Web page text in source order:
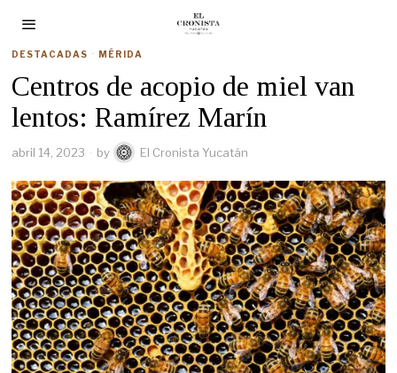
DESTACADAS · MÉRIDA
Centros de acopio de miel van
lentos: Ramírez Marín
abril 14, 2023 by El Cronista Yucatán